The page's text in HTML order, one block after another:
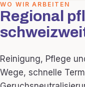
WO WIR ARBEITEN
Regional
Reinigung, Pflege
Wege, schnelle